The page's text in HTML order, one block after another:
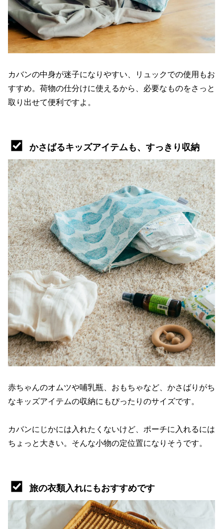
カバンの中身が迷子になりやすい、リュックでの使用もお
すすめ。荷物の仕分けに使えるから、必要なものをさっと
取り出せて便利ですよ。
かさばるキッズアイテムも、すっきり収納
赤ちゃんのオムツや哺乳瓶、おもちゃなど、かさばりがち
なキッズアイテムの収納にもぴったりのサイズです。
カバンにじかには入れたくないけど、ポーチに入れるには
ちょっと大きい。そんな小物の定位置になりそうです。
旅の衣類入れにもおすすめです